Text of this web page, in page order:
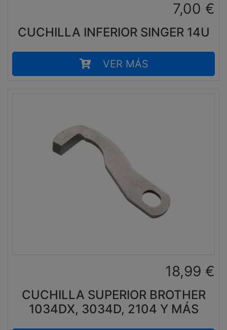
7,00 €
CUCHILLA INFERIOR SINGER 14U
VER MÁS
18,99 €
CUCHILLA SUPERIOR BROTHER
1034DX, 3034D, 2104 Y MÁS